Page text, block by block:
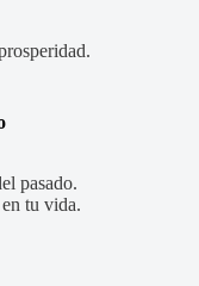
pasado.
tu vida.